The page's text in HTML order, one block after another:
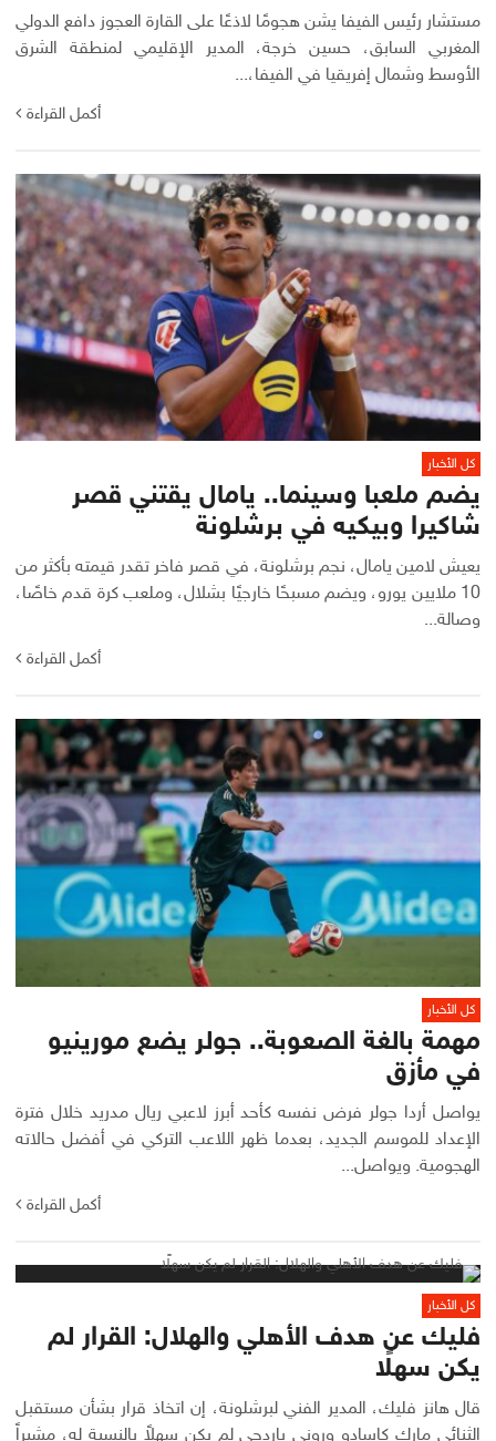
مستشار رئيس الفيفا يشن هجومًا لاذعًا على القارة العجوز دافع الدولي
المغربي السابق، حسين خرجة، المدير الإقليمي لمنطقة الشرق
الأوسط وشمال إفريقيا في الفيفا،...
أكمل القراءة
كل الأخبار
يضم ملعبا وسينما.. يامال يقتني قصر
شاكيرا وبيكيه في برشلونة
يعيش لامين يامال، نجم برشلونة، في قصر فاخر تقدر قيمته بأكثر من
10 ملايين يورو، ويضم مسبحًا خارجيًا بشلال، وملعب كرة قدم خاصًا،
وصالة...
أكمل القراءة
كل الأخبار
مهمة بالغة الصعوبة.. جولر يضع مورينيو
في مأزق
يواصل أردا جولر فرض نفسه كأحد أبرز لاعبي ريال مدريد خلال فترة
الإعداد للموسم الجديد، بعدما ظهر اللاعب التركي في أفضل حالاته
الهجومية. ويواصل...
أكمل القراءة
كل الأخبار
فليك عن هدف الأهلي والهلال: القرار لم
يكن سهلًا
قال هانز فليك، المدير الفني لبرشلونة، إن اتخاذ قرار بشأن مستقبل
الثنائي مارك كاسادو وروني باردجي لم يكن سهلاً بالنسبة له، مشيراً